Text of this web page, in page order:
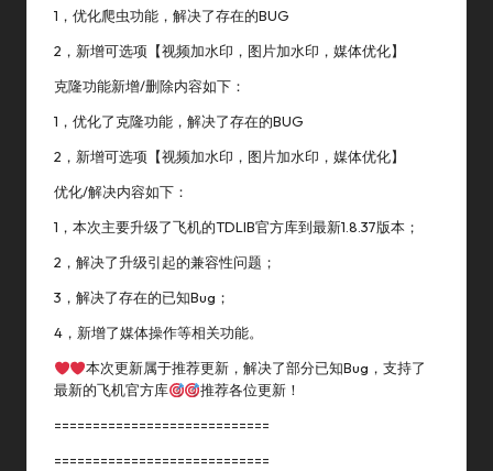
1，优化爬虫功能，解决了存在的BUG
2，新增可选项【视频加水印，图片加水印，媒体优化】
克隆功能新增/删除内容如下：
1，优化了克隆功能，解决了存在的BUG
2，新增可选项【视频加水印，图片加水印，媒体优化】
优化/解决内容如下：
1，本次主要升级了飞机的TDLIB官方库到最新1.8.37版本；
2，解决了升级引起的兼容性问题；
3，解决了存在的已知bug；
4，新增了媒体操作等相关功能。
本次更新属于推荐更新，解决了部分已知bug，支持了
最新的飞机官方库
推荐各位更新！
============================
============================